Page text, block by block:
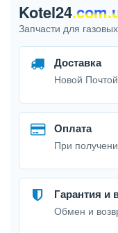
Kotel24
Запчасти для
Доставка
Новой
Оплата
При
Гарантия и
Обмен и